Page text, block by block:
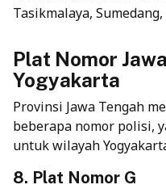
Tasikmalaya,
Plat Nomor
Yogyakarta
Provinsi Jawa Tengah
beberapa nomor polisi,
untuk wilayah
8. Plat Nomor G